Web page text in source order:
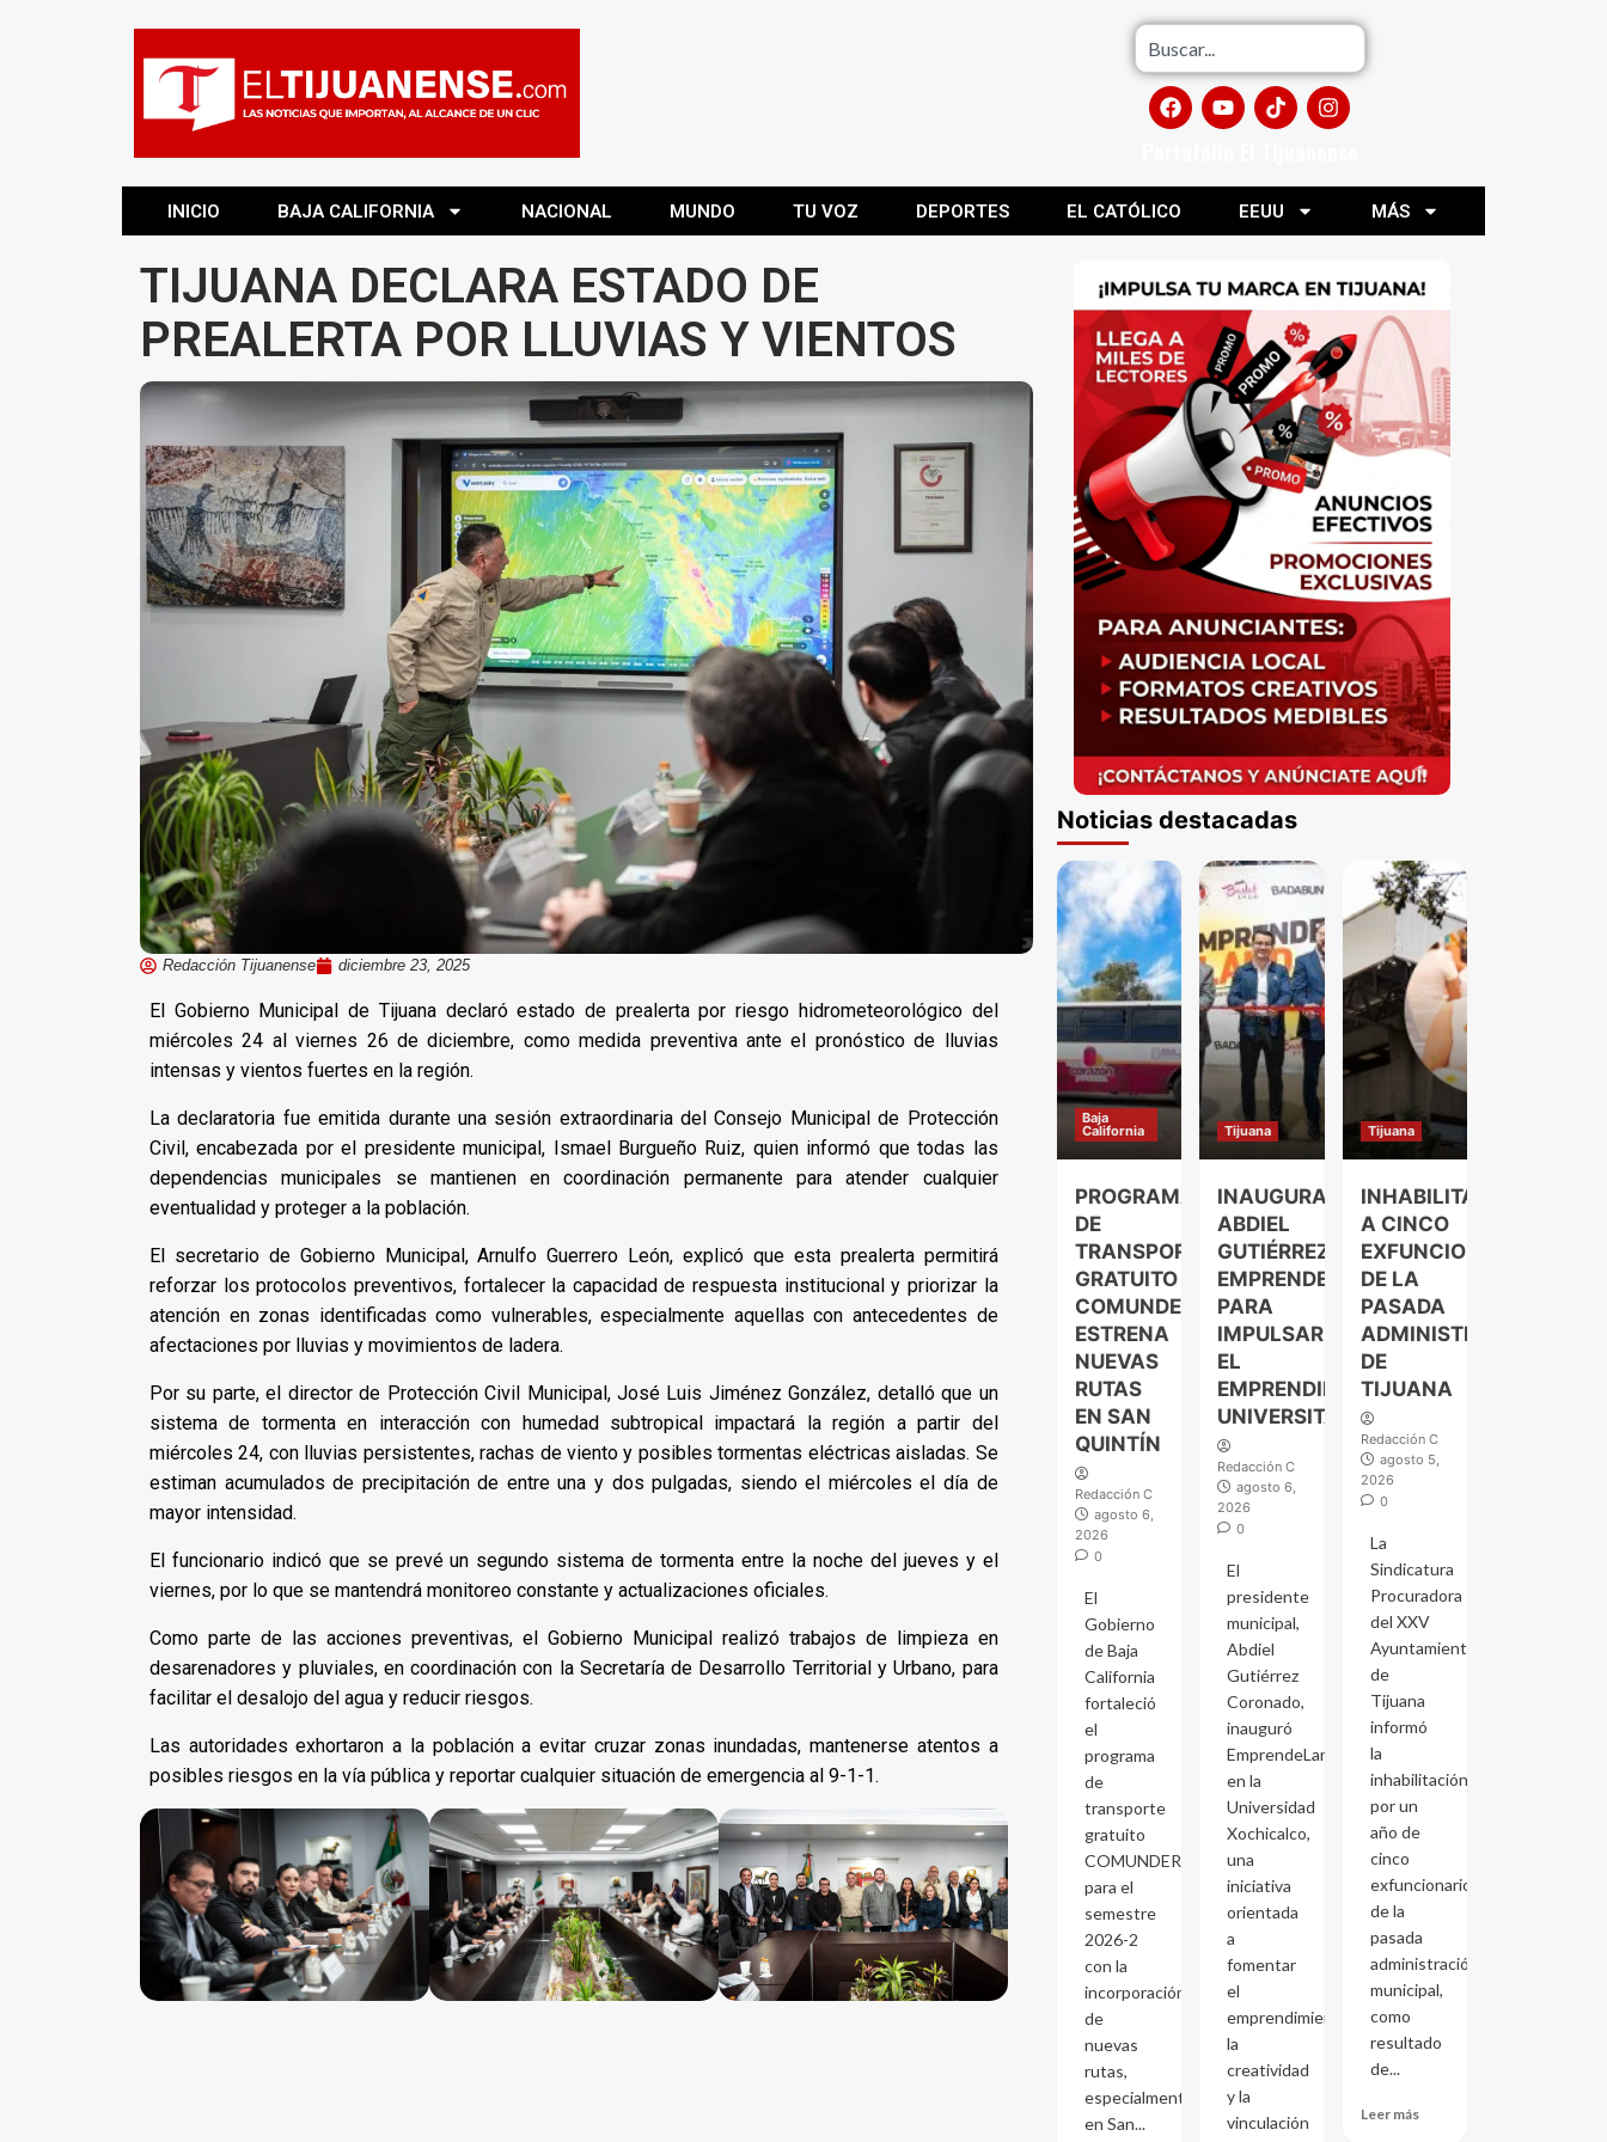
INICIO BAJA CALIFORNIA NACIONAL MUNDO TU VOZ DEPORTES EL CATÓLICO EEUU MÁS
TIJUANA DECLARA ESTADO DE
PREALERTA POR LLUVIAS Y VIENTOS
Redacción Tijuanense diciembre 23, 2025
El Gobierno Municipal de Tijuana declaró estado de prealerta por riesgo hidrometeorológico del
miércoles 24 al viernes 26 de diciembre, como medida preventiva ante el pronóstico de lluvias
intensas y vientos fuertes en la región.
La declaratoria fue emitida durante una sesión extraordinaria del Consejo Municipal de Protección
Civil, encabezada por el presidente municipal, Ismael Burgueño Ruiz, quien informó que todas las
dependencias municipales se mantienen en coordinación permanente para atender cualquier
eventualidad y proteger a la población.
El secretario de Gobierno Municipal, Arnulfo Guerrero León, explicó que esta prealerta permitirá
reforzar los protocolos preventivos, fortalecer la capacidad de respuesta institucional y priorizar la
atención en zonas identificadas como vulnerables, especialmente aquellas con antecedentes de
afectaciones por lluvias y movimientos de ladera.
Por su parte, el director de Protección Civil Municipal, José Luis Jiménez González, detalló que un
sistema de tormenta en interacción con humedad subtropical impactará la región a partir del
miércoles 24, con lluvias persistentes, rachas de viento y posibles tormentas eléctricas aisladas. Se
estiman acumulados de precipitación de entre una y dos pulgadas, siendo el miércoles el día de
mayor intensidad.
El funcionario indicó que se prevé un segundo sistema de tormenta entre la noche del jueves y el
viernes, por lo que se mantendrá monitoreo constante y actualizaciones oficiales.
Como parte de las acciones preventivas, el Gobierno Municipal realizó trabajos de limpieza en
desarenadores y pluviales, en coordinación con la Secretaría de Desarrollo Territorial y Urbano, para
facilitar el desalojo del agua y reducir riesgos.
Las autoridades exhortaron a la población a evitar cruzar zonas inundadas, mantenerse atentos a
posibles riesgos en la vía pública y reportar cualquier situación de emergencia al 9-1-1.
Noticias destacadas
Baja
California
PROGRAMA
DE
TRANSPORTE
GRATUITO
COMUNDER
ESTRENA
NUEVAS
RUTAS
EN SAN
QUINTÍN
Redacción C
agosto 6,
2026
0
El
Gobierno
de Baja
California
fortaleció
el
programa
de
transporte
gratuito
COMUNDER
para el
semestre
2026-2
con la
incorporación
de
nuevas
rutas,
especialmente
en San...
Tijuana
INAUGURA
ABDIEL
GUTIÉRREZ
EMPRENDELAND
PARA
IMPULSAR
EL
EMPRENDIMIENTO
UNIVERSITARIO
Redacción C
agosto 6,
2026
0
El
presidente
municipal,
Abdiel
Gutiérrez
Coronado,
inauguró
EmprendeLand
en la
Universidad
Xochicalco,
una
iniciativa
orientada
a
fomentar
el
emprendimiento,
la
creatividad
y la
vinculación
Tijuana
INHABILITAN
A CINCO
EXFUNCIONARIOS
DE LA
PASADA
ADMINISTRACIÓN
DE
TIJUANA
Redacción C
agosto 5,
2026
0
La
Sindicatura
Procuradora
del XXV
Ayuntamiento
de
Tijuana
informó
la
inhabilitación
por un
año de
cinco
exfuncionarios
de la
pasada
administración
municipal,
como
resultado
de...
Leer más